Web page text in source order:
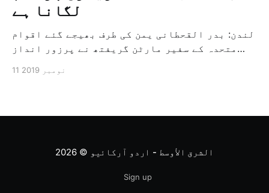
لگانا ہے
لندن: بدر القحطانی یمن کی طرف بھیجے گئے اقوام
متحدہ کے سفیر مارٹن گریفتھ نے پرزور انداز
ثالثی اور اس کشمکش کی حدبندی کرنے کے لئے ایک
11 نومبر 2019
الشرق الأوسط - اردو آرکائیو © 2026
Sign up